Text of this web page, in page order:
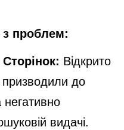
з проблем:
Відкрито
призводили до
видачі.